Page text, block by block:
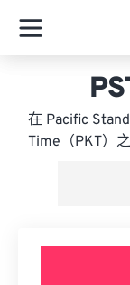
在 Pacific
Time（PKT）